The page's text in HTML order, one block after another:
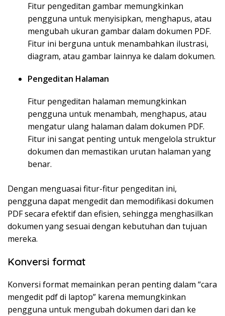
Fitur pengeditan gambar memungkinkan
pengguna untuk menyisipkan, menghapus, atau
mengubah ukuran gambar dalam dokumen PDF.
Fitur ini berguna untuk menambahkan ilustrasi,
diagram, atau gambar lainnya ke dalam dokumen.
Pengeditan Halaman
Fitur pengeditan halaman memungkinkan
pengguna untuk menambah, menghapus, atau
mengatur ulang halaman dalam dokumen PDF.
Fitur ini sangat penting untuk mengelola struktur
dokumen dan memastikan urutan halaman yang
benar.
Dengan menguasai fitur-fitur pengeditan ini,
pengguna dapat mengedit dan memodifikasi dokumen
PDF secara efektif dan efisien, sehingga menghasilkan
dokumen yang sesuai dengan kebutuhan dan tujuan
mereka.
Konversi format
Konversi format memainkan peran penting dalam “cara
mengedit pdf di laptop” karena memungkinkan
pengguna untuk mengubah dokumen dari dan ke